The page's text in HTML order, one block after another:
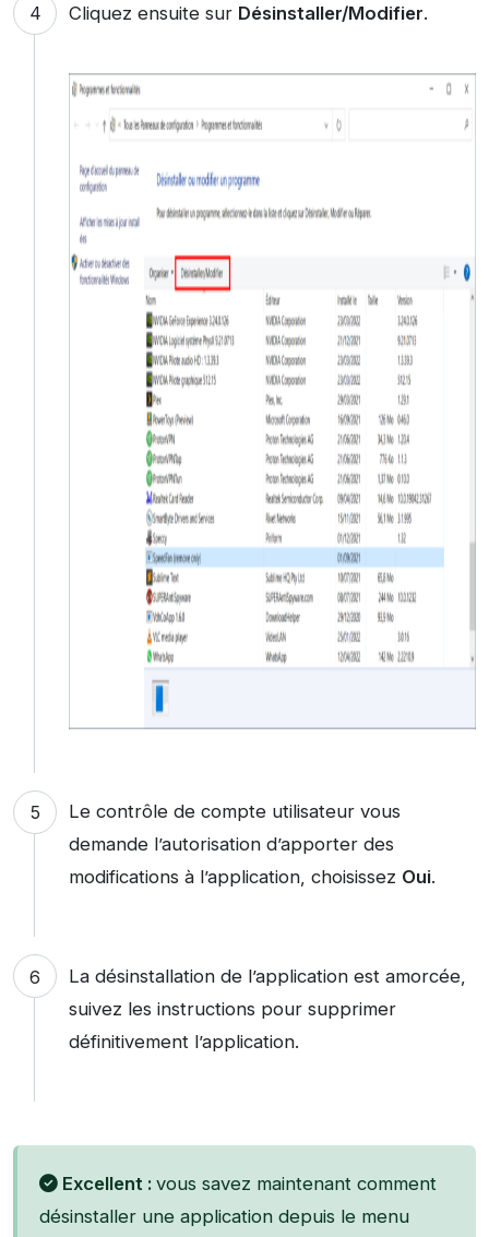
Cliquez ensuite sur Désinstaller/Modifier.
Le contrôle de compte utilisateur vous
demande l’autorisation d’apporter des
modifications à l’application, choisissez Oui.
La désinstallation de l’application est amorcée,
suivez les instructions pour supprimer
définitivement l’application.
Excellent : vous savez maintenant comment
désinstaller une application depuis le menu